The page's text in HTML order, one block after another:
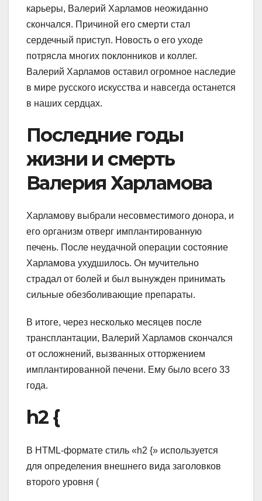
карьеры, Валерий Харламов неожиданно
скончался. Причиной его смерти стал
сердечный приступ. Новость о его уходе
потрясла многих поклонников и коллег.
Валерий Харламов оставил огромное наследие
в мире русского искусства и навсегда останется
в наших сердцах.
Последние годы
жизни и смерть
Валерия Харламова
Харламову выбрали несовместимого донора, и
его организм отверг имплантированную
печень. После неудачной операции состояние
Харламова ухудшилось. Он мучительно
страдал от болей и был вынужден принимать
сильные обезболивающие препараты.
В итоге, через несколько месяцев после
трансплантации, Валерий Харламов скончался
от осложнений, вызванных отторжением
имплантированной печени. Ему было всего 33
года.
h2 {
В HTML-формате стиль «h2 {» используется
для определения внешнего вида заголовков
второго уровня (